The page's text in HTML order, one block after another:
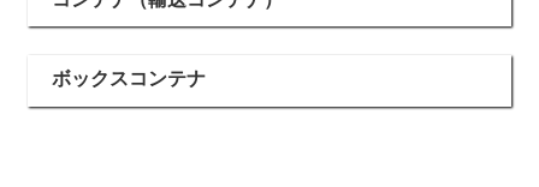
ボックスコンテナ